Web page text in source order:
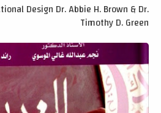
Design Dr. Abbie H. Brown & Dr.
Timothy D. Green